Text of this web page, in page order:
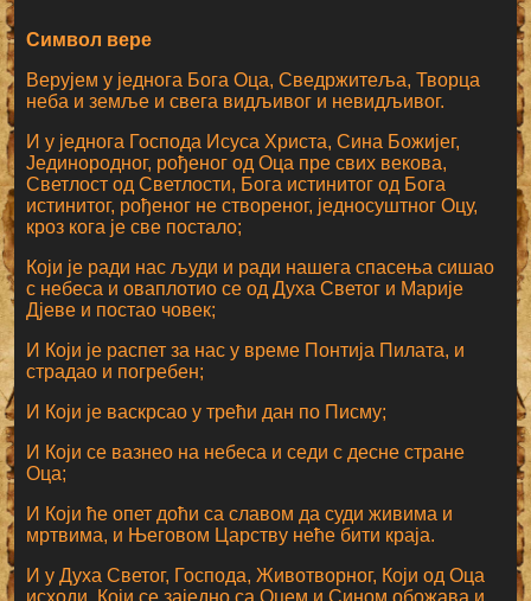
Символ вере
Верујем у једнога Бога Оца, Сведржитеља, Творца
неба и земље и свега видљивог и невидљивог.
И у једнога Господа Исуса Христа, Сина Божијег,
Јединородног, рођеног од Оца пре свих векова,
Светлост од Светлости, Бога истинитог од Бога
истинитог, рођеног не створеног, једносуштног Оцу,
кроз кога је све постало;
Који је ради нас људи и ради нашега спасења сишао
с небеса и оваплотио се од Духа Светог и Марије
Дјеве и постао човек;
И Који је распет за нас у време Понтија Пилата, и
страдао и погребен;
И Који је васкрсао у трећи дан по Писму;
И Који се вазнео на небеса и седи с десне стране
Оца;
И Који ће опет доћи са славом да суди живима и
мртвима, и Његовом Царству неће бити краја.
И у Духа Светог, Господа, Животворног, Који од Оца